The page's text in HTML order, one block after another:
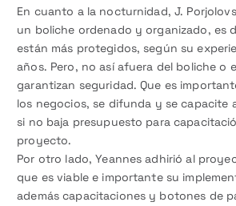
En cuanto a la nocturnidad, J.
un boliche ordenado y organizado, es
están más protegidos, según su
años. Pero, no así afuera del boliche o
garantizan seguridad. Que es
los negocios, se difunda y se capacite
si no baja presupuesto para
proyecto.
Por otro lado, Yeannes adhirió al
que es viable e importante su
además capacitaciones y botones de